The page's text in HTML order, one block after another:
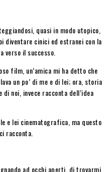
quasi in modo utopico,
diventare cinici ed estranei con la
il successo.
film, un’amica mi ha detto che
un po’ di me e di lei; ora, storia
noi, invece racconta dell’idea
e lei cinematografica, ma questo
racconta.
ad occhi aperti, di trovarmi